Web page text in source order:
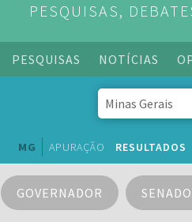
PESQUISAS,
PESQUISAS NOTÍCIAS
MG APURAÇÃO RESULTADOS
GOVERNADOR